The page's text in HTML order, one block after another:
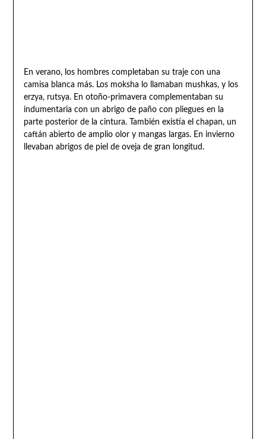
En verano, los hombres completaban su traje con una
camisa blanca más. Los moksha lo llamaban mushkas, y los
erzya, rutsya. En otoño-primavera complementaban su
indumentaria con un abrigo de paño con pliegues en la
parte posterior de la cintura. También existía el chapan, un
caftán abierto de amplio olor y mangas largas. En invierno
llevaban abrigos de piel de oveja de gran longitud.